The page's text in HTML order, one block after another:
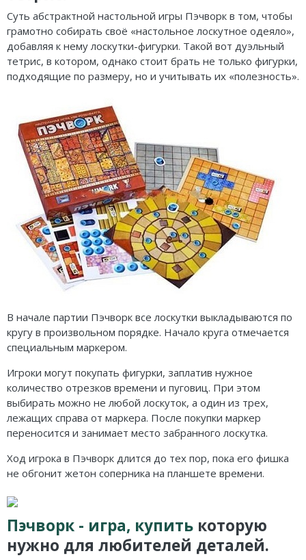
Суть абстрактной настольной игры Пэчворк в том, чтобы
грамотно собирать своё «настольное лоскутное одеяло»,
добавляя к нему лоскутки-фигурки. Такой вот дуэльный
тетрис, в котором, однако стоит брать не только фигурки,
подходящие по размеру, но и учитывать их «полезность».
В начале партии Пэчворк все лоскутки выкладываются по
кругу в произвольном порядке. Начало круга отмечается
специальным маркером.
Игроки могут покупать фигурки, заплатив нужное
количество отрезков времени и пуговиц. При этом
выбирать можно не любой лоскуток, а один из трех,
лежащих справа от маркера. После покупки маркер
переносится и занимает место забранного лоскутка.
Ход игрока в Пэчворк длится до тех пор, пока его фишка
не обгонит жетон соперника на планшете времени.
Пэчворк - игра, купить которую
нужно для любителей деталей.
Логические
Кооперативные
Приключения
Экономические
Тактические
Детективные
Игры-квесты
Викторины
Для взрослых (18+)
О мышах и тайнах
Эволюция
Стиль Жизни
Crowd Games
Lavka Games
GaGa Games
Эврикус
Банда умников
Остальные серии
Пиксель Тактикс
Саграда